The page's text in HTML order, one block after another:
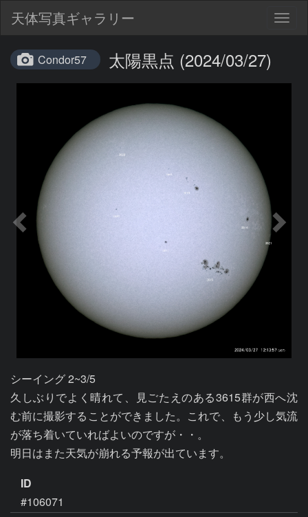
天体写真ギャラリー
Condor57 太陽黒点 (2024/03/27)
シーイング 2~3/5
久しぶりでよく晴れて、見ごたえのある3615群が西へ沈
む前に撮影することができました。これで、もう少し気流
が落ち着いていればよいのですが・・。
明日はまた天気が崩れる予報が出ています。
ID
#106071